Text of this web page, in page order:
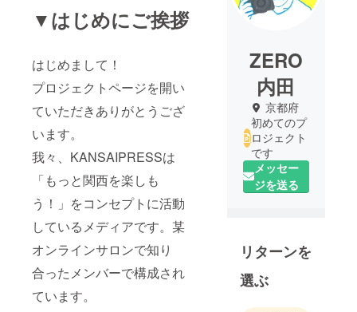
▼はじめにご挨拶
はじめまして！
プロジェクトページを開い
ていただきありがとうござ
います。
我々、KANSAIPRESSは
「もっと関西を楽しも
う！」をコンセプトに活動
しているメディアです。某
オンラインサロンで知り
合ったメンバーで構成され
ています。
ZERO
内田
京都府
初めてのプ
ロジェクト
です
メッセー
ジを送る
リターンを
選ぶ